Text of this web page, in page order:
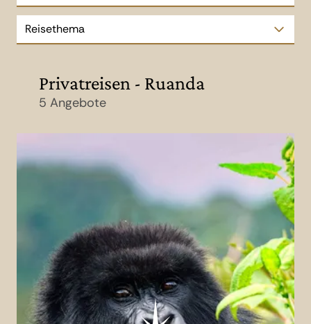
Reisethema
Privatreisen - Ruanda
5 Angebote